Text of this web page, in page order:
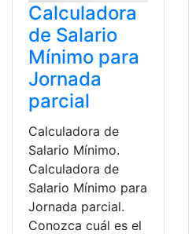
Calculadora
de Salario
Mínimo para
Jornada
parcial
Calculadora de
Salario Mínimo.
Calculadora de
Salario Mínimo para
Jornada parcial.
Conozca cuál es el